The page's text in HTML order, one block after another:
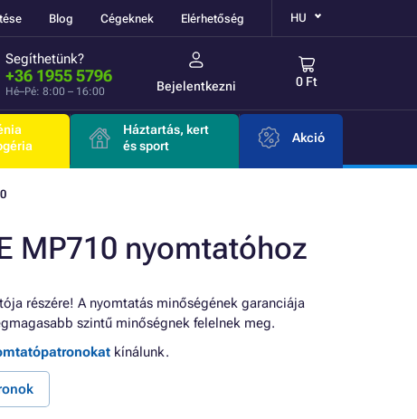
Blog Cégeknek Elérhetőség HU
Segíthetünk?
+36 1955 5796
Hé–Pé: 8:00 – 16:00 Bejelentkezni 0 Ft
Háztartás, kert
és sport
Akció
MP710 nyomtatóhoz
részére! A nyomtatás minőségének garanciája
szintű minőségnek felelnek meg.
kínálunk.